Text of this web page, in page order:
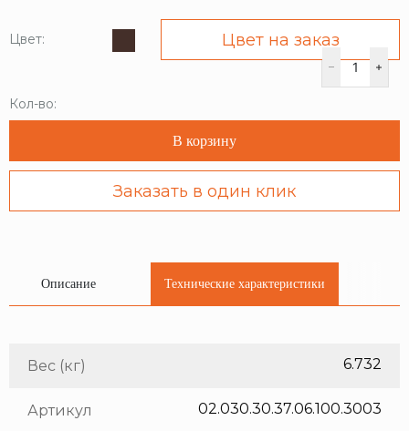
Цвет: Цвет на заказ
Кол-во:
В корзину
Заказать в один клик
Описание Технические характеристики
Вес (кг) 6.732
Артикул 02.030.30.37.06.100.3003